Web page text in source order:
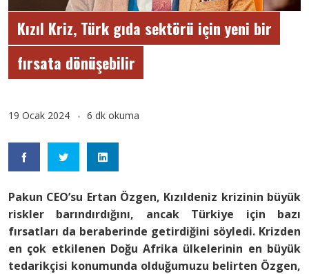
Kızıl Kriz, Türk gıda sektörü için yeni bir
fırsata dönüşebilir
19 Ocak 2024 6 dk okuma
Pakun CEO’su Ertan Özgen, Kızıldeniz krizinin büyük
riskler barındırdığını, ancak Türkiye için bazı
fırsatları da beraberinde getirdiğini söyledi. Krizden
en çok etkilenen Doğu Afrika ülkelerinin en büyük
tedarikçisi konumunda olduğumuzu belirten Özgen,